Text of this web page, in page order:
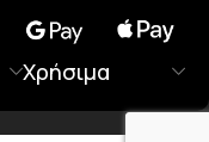
Χρήσιμα